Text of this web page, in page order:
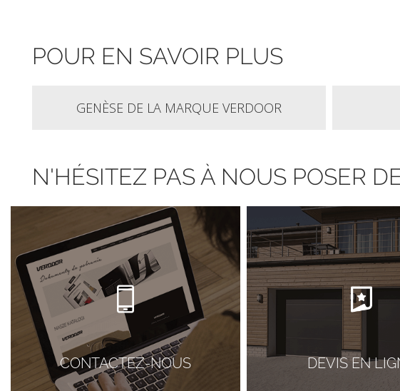
POUR EN SAVOIR PLUS
GENÈSE DE LA MARQUE VERDOOR
N'HÉSITEZ PAS À NOUS POSER
CONTACTEZ-NOUS DEVIS EN